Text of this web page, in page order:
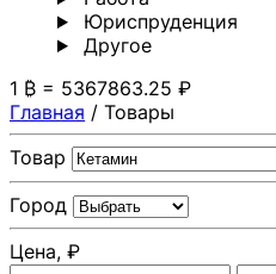
Юриспруденция
Другoе
1 ₿ = 5367863.25 ₽
Главная / Товары
Товар
Город
Цена, ₽